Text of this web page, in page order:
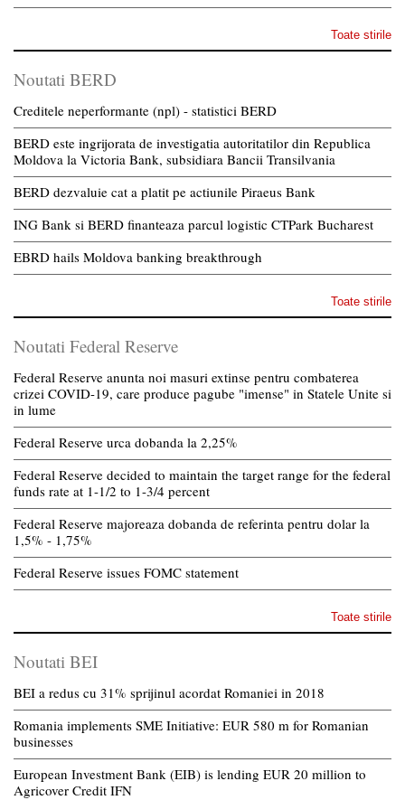
Toate stirile
Noutati BERD
Creditele neperformante (npl) - statistici BERD
BERD este ingrijorata de investigatia autoritatilor din Republica
Moldova la Victoria Bank, subsidiara Bancii Transilvania
BERD dezvaluie cat a platit pe actiunile Piraeus Bank
ING Bank si BERD finanteaza parcul logistic CTPark Bucharest
EBRD hails Moldova banking breakthrough
Toate stirile
Noutati Federal Reserve
Federal Reserve anunta noi masuri extinse pentru combaterea
crizei COVID-19, care produce pagube "imense" in Statele Unite si
in lume
Federal Reserve urca dobanda la 2,25%
Federal Reserve decided to maintain the target range for the federal
funds rate at 1-1/2 to 1-3/4 percent
Federal Reserve majoreaza dobanda de referinta pentru dolar la
1,5% - 1,75%
Federal Reserve issues FOMC statement
Toate stirile
Noutati BEI
BEI a redus cu 31% sprijinul acordat Romaniei in 2018
Romania implements SME Initiative: EUR 580 m for Romanian
businesses
European Investment Bank (EIB) is lending EUR 20 million to
Agricover Credit IFN